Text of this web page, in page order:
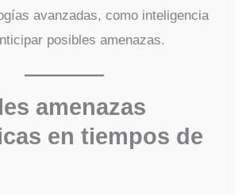
avanzadas, como inteligencia
posibles amenazas.
amenazas
en tiempos de